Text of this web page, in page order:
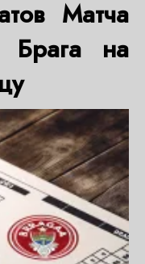
Матча
на